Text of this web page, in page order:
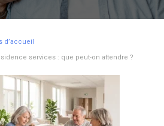
d’accueil
services : que peut-on attendre ?